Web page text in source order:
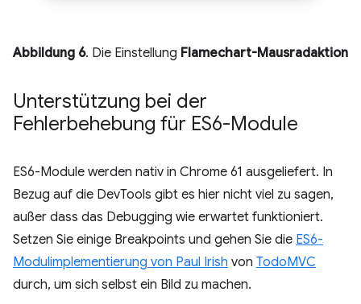
Abbildung 6. Die Einstellung Flamechart-Mausradaktion
Unterstützung bei der
Fehlerbehebung für ES6-Module
ES6-Module werden nativ in Chrome 61 ausgeliefert. In
Bezug auf die DevTools gibt es hier nicht viel zu sagen,
außer dass das Debugging wie erwartet funktioniert.
Setzen Sie einige Breakpoints und gehen Sie die ES6-
Modulimplementierung von Paul Irish von TodoMVC
durch, um sich selbst ein Bild zu machen.